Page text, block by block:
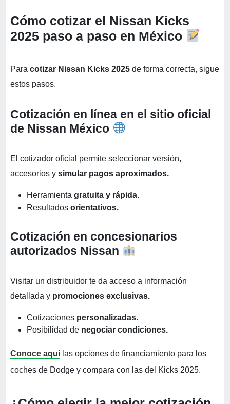
Cómo cotizar el Nissan Kicks
2025 paso a paso en México
Para cotizar Nissan Kicks 2025 de forma correcta, sigue
estos pasos.
Cotización en línea en el sitio oficial
de Nissan México
El cotizador oficial permite seleccionar versión,
accesorios y simular pagos aproximados.
Herramienta gratuita y rápida.
Resultados orientativos.
Cotización en concesionarios
autorizados Nissan
Visitar un distribuidor te da acceso a información
detallada y promociones exclusivas.
Cotizaciones personalizadas.
Posibilidad de negociar condiciones.
Conoce aquí las opciones de financiamiento para los
coches de Dodge y compara con las del Kicks 2025.